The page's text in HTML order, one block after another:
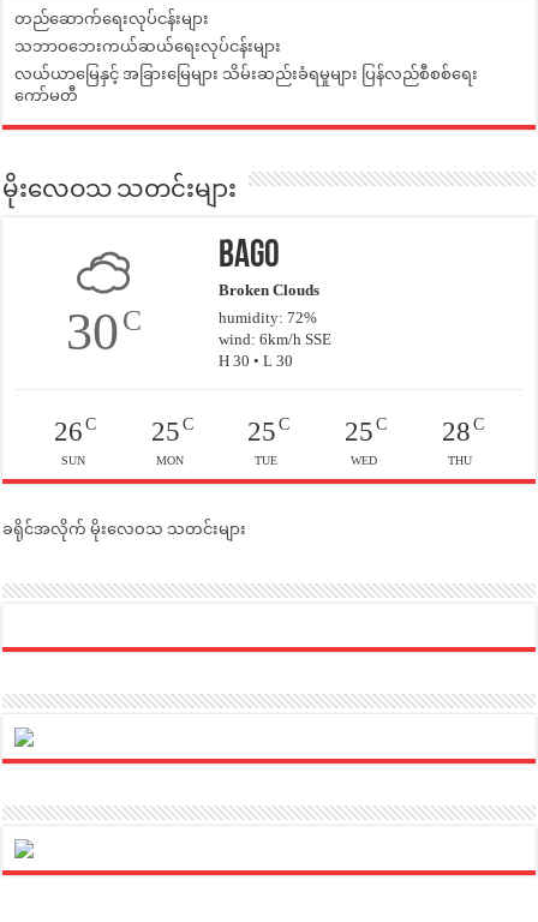
တည်ဆောက်ရေးလုပ်ငန်းများ
သဘာဝဘေးကယ်ဆယ်ရေးလုပ်ငန်းများ
လယ်ယာမြေနှင့် အခြားမြေများ သိမ်းဆည်းခံရမှုများ ပြန်လည်စီစစ်ရေး
ကော်မတီ
မိုးလေဝသ သတင်းများ
30C
Bago
Broken Clouds
humidity: 72%
wind: 6km/h SSE
H 30 • L 30
26C
SUN
25C
MON
25 C
TUE
25C
WED
28C
THU
ခရိုင်အလိုက် မိုးလေဝသ သတင်းများ